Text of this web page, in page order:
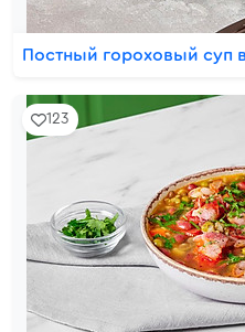
Постный гороховый суп
123